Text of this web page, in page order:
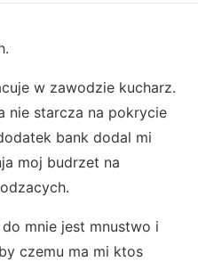
w zawodzie kucharz.
nie starcza na pokrycie
bank dodal mi
moj budrzet na
mnie jest mnustwo i
czemu ma mi ktos